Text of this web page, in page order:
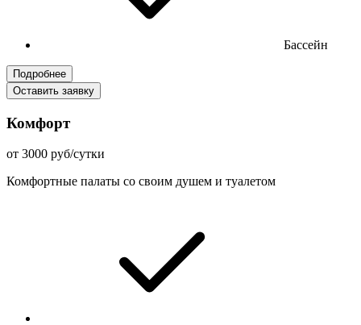
Бассейн
Подробнее
Оставить заявку
Комфорт
от 3000 руб/сутки
Комфортные палаты со своим душем и туалетом